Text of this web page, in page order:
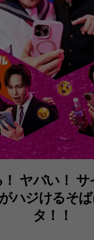
ヤバい！ サ
ハジけるそ
タ！！